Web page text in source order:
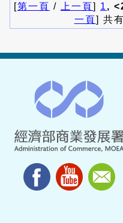
[第一頁 / 上一頁] 1 ,
一頁] 共有